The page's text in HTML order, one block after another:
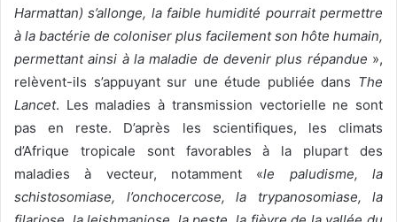
Harmattan) s’allonge, la faible humidité pourrait permettre
à la bactérie de coloniser plus facilement son hôte humain,
permettant ainsi à la maladie de devenir plus répandue »,
relèvent-ils s’appuyant sur une étude publiée dans The
Lancet. Les maladies à transmission vectorielle ne sont
pas en reste. D’après les scientifiques, les climats
d’Afrique tropicale sont favorables à la plupart des
maladies à vecteur, notamment «le paludisme, la
schistosomiase, l’onchocercose, la trypanosomiase, la